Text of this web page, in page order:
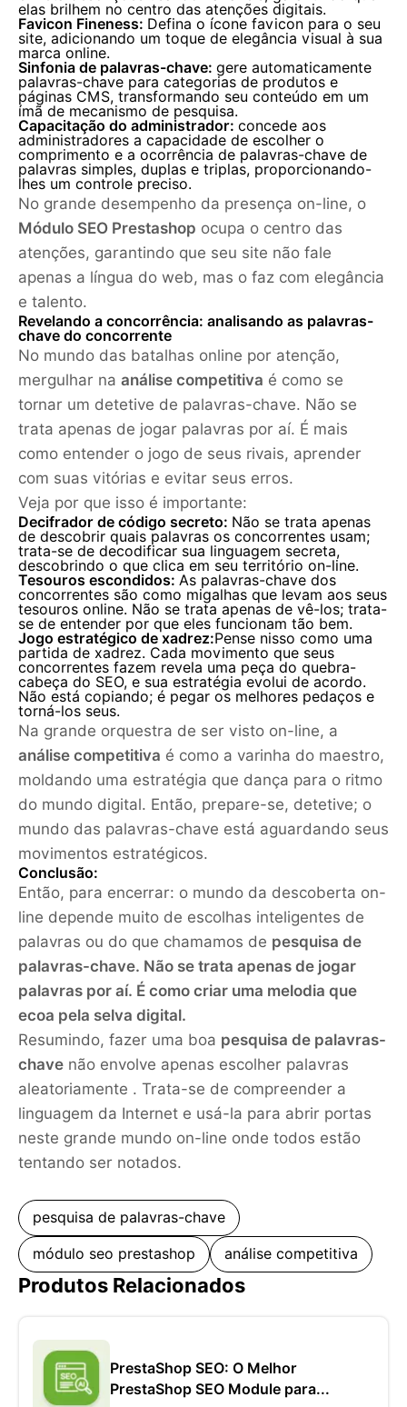
elas brilhem no centro das atenções digitais.
Favicon Fineness: Defina o ícone favicon para o seu
site, adicionando um toque de elegância visual à sua
marca online.
Sinfonia de palavras-chave: gere automaticamente
palavras-chave para categorias de produtos e
páginas CMS, transformando seu conteúdo em um
ímã de mecanismo de pesquisa.
Capacitação do administrador: concede aos
administradores a capacidade de escolher o
comprimento e a ocorrência de palavras-chave de
palavras simples, duplas e triplas, proporcionando-
lhes um controle preciso.
No grande desempenho da presença on-line, o
Módulo SEO Prestashop ocupa o centro das
atenções, garantindo que seu site não fale
apenas a língua do web, mas o faz com elegância
e talento.
Revelando a concorrência: analisando as palavras-
chave do concorrente
No mundo das batalhas online por atenção,
mergulhar na análise competitiva é como se
tornar um detetive de palavras-chave. Não se
trata apenas de jogar palavras por aí. É mais
como entender o jogo de seus rivais, aprender
com suas vitórias e evitar seus erros.
Veja por que isso é importante:
Decifrador de código secreto: Não se trata apenas
de descobrir quais palavras os concorrentes usam;
trata-se de decodificar sua linguagem secreta,
descobrindo o que clica em seu território on-line.
Tesouros escondidos: As palavras-chave dos
concorrentes são como migalhas que levam aos seus
tesouros online. Não se trata apenas de vê-los; trata-
se de entender por que eles funcionam tão bem.
Jogo estratégico de xadrez:Pense nisso como uma
partida de xadrez. Cada movimento que seus
concorrentes fazem revela uma peça do quebra-
cabeça do SEO, e sua estratégia evolui de acordo.
Não está copiando; é pegar os melhores pedaços e
torná-los seus.
Na grande orquestra de ser visto on-line, a
análise competitiva é como a varinha do maestro,
moldando uma estratégia que dança para o ritmo
do mundo digital. Então, prepare-se, detetive; o
mundo das palavras-chave está aguardando seus
movimentos estratégicos.
Conclusão:
Então, para encerrar: o mundo da descoberta on-
line depende muito de escolhas inteligentes de
palavras ou do que chamamos de pesquisa de
palavras-chave. Não se trata apenas de jogar
palavras por aí. É como criar uma melodia que
ecoa pela selva digital.
Resumindo, fazer uma boa pesquisa de palavras-
chave não envolve apenas escolher palavras
aleatoriamente . Trata-se de compreender a
linguagem da Internet e usá-la para abrir portas
neste grande mundo on-line onde todos estão
tentando ser notados.
pesquisa de palavras-chave
módulo seo prestashop análise competitiva
Produtos Relacionados
PrestaShop SEO: O Melhor
PrestaShop SEO Module para...